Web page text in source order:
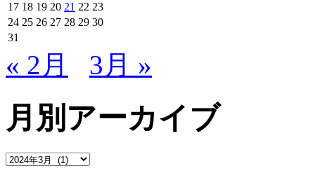
17 18 19 20 21 22 23
24 25 26 27 28 29 30
31
« 2月 3月 »
月別アーカイブ